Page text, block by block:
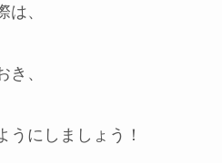
、
、
うにしましょう！